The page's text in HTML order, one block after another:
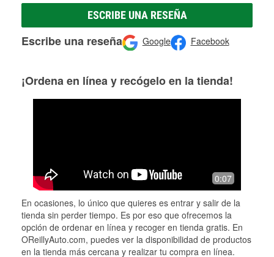
ESCRIBE UNA RESEÑA
Escribe una reseña Google Facebook
¡Ordena en línea y recógelo en la tienda!
0:07
En ocasiones, lo único que quieres es entrar y salir de la
tienda sin perder tiempo. Es por eso que ofrecemos la
opción de ordenar en línea y recoger en tienda gratis. En
OReillyAuto.com, puedes ver la disponibilidad de productos
en la tienda más cercana y realizar tu compra en línea.